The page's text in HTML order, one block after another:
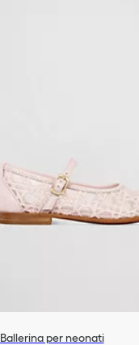
Ballerina per neonati